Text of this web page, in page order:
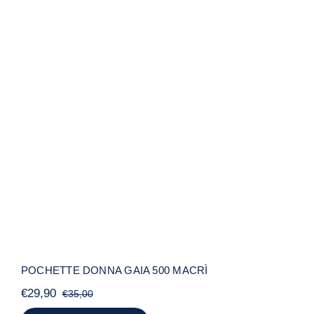
POCHETTE DONNA GAIA 500 MACRÌ
€35,00Il
€29,90
Il